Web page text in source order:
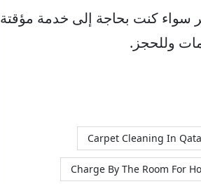
كنت بحاجة إلى خدمة مؤقتة
Carpet Cleaning In
Charge By The Room For